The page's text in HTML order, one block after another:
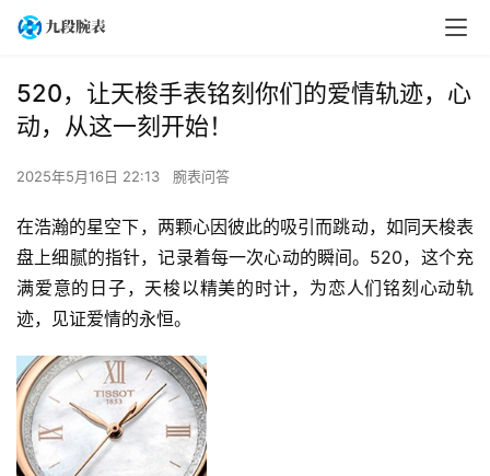
520，让天梭手表铭刻你们的爱情轨迹，心
动，从这一刻开始！
2025年5月16日 22:13 腕表问答
在浩瀚的星空下，两颗心因彼此的吸引而跳动，如同天梭表
盘上细腻的指针，记录着每一次心动的瞬间。520，这个充
满爱意的日子，天梭以精美的时计，为恋人们铭刻心动轨
迹，见证爱情的永恒。